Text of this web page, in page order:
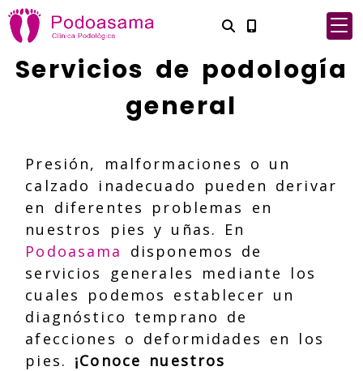
Servicios de podología
general
Presión, malformaciones o un
calzado inadecuado pueden derivar
en diferentes problemas en
nuestros pies y uñas. En
Podoasama
disponemos de
servicios generales mediante los
cuales podemos establecer un
diagnóstico temprano de
afecciones o deformidades en los
pies. ¡Conoce nuestros